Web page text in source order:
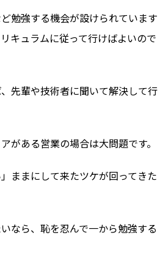
勉強する機会が設けられています
キュラムに従って行けばよいので
先輩や技術者に聞いて解決して行
がある営業の場合は大問題です。
ままにして来たツケが回ってきた
なら、恥を忍んで一から勉強する